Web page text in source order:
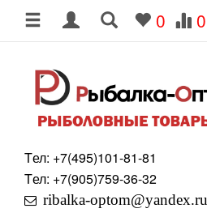
0 0
Tел: +7(495)101-81-81
Tел: +7(905)759-36-32
ribalka-optom@yandex.ru